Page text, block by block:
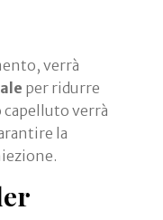
verrà
per ridurre
verrà
la